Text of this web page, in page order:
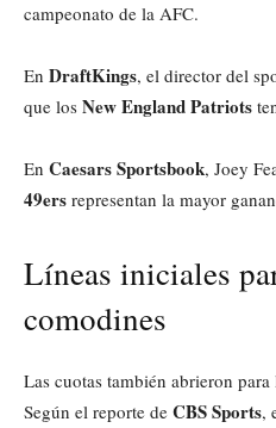
campeonato de la AFC.
En DraftKings, el director del
que los New England Patriots
En Caesars Sportsbook, Joey
49ers representan la mayor
Líneas iniciales
comodines
Las cuotas también abrieron para
Según el reporte de CBS Sports,